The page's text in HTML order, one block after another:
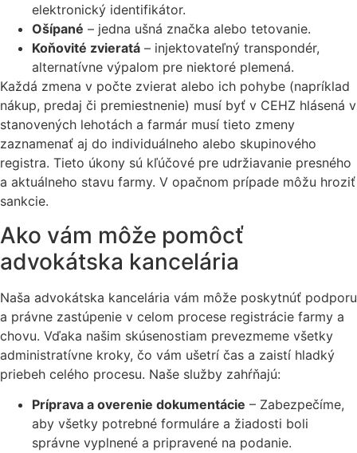
elektronický identifikátor.
Ošípané – jedna ušná značka alebo tetovanie.
Koňovité zvieratá – injektovateľný transpondér,
alternatívne výpalom pre niektoré plemená.
Každá zmena v počte zvierat alebo ich pohybe (napríklad
nákup, predaj či premiestnenie) musí byť v CEHZ hlásená v
stanovených lehotách a farmár musí tieto zmeny
zaznamenať aj do individuálneho alebo skupinového
registra. Tieto úkony sú kľúčové pre udržiavanie presného
a aktuálneho stavu farmy. V opačnom prípade môžu hroziť
sankcie.
Ako vám môže pomôcť
advokátska kancelária
Naša advokátska kancelária vám môže poskytnúť podporu
a právne zastúpenie v celom procese registrácie farmy a
chovu. Vďaka našim skúsenostiam prevezmeme všetky
administratívne kroky, čo vám ušetrí čas a zaistí hladký
priebeh celého procesu. Naše služby zahŕňajú:
Príprava a overenie dokumentácie – Zabezpečíme,
aby všetky potrebné formuláre a žiadosti boli
správne vyplnené a pripravené na podanie.